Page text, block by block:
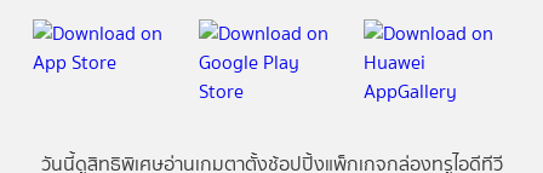
วันนี้ดูสิทธิพิเศษอ่านเกมตาตั้งช้อปปิ้งแพ็กเกจกล่องทรูไอดีทีวี